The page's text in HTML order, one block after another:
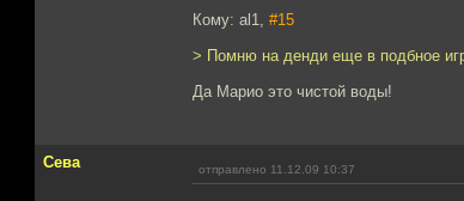
Кому: al1, #15
> Помню на денди еще в подбное
Да Марио это чистой воды!
Сева отправлено 11.12.09 10:37